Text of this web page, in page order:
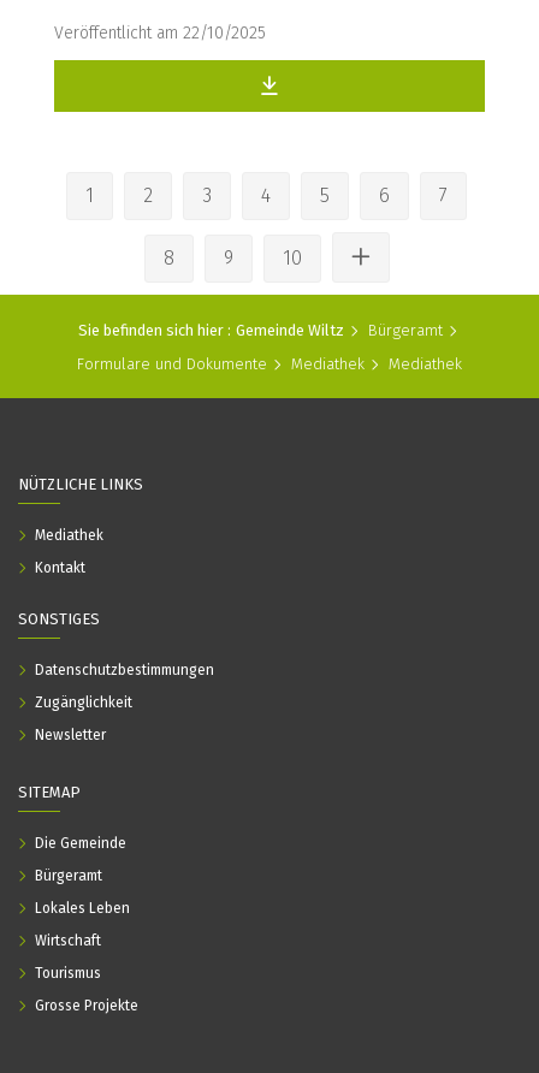
Veröffentlicht am 22/10/2025
1 2 3 4 5 6 7
8 9 10
Sie befinden sich hier : Gemeinde Wiltz
Bürgeramt
Formulare und Dokumente
Mediathek Mediathek
SITEMAP
Die Gemeinde
Bürgeramt
Lokales Leben
Wirtschaft
Tourismus
Grosse Projekte
NÜTZLICHE LINKS
Mediathek
Kontakt
SONSTIGES
Datenschutzbestimmungen
Zugänglichkeit
Newsletter